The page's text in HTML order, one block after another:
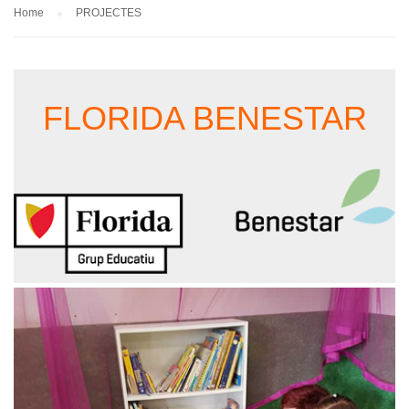
Home PROJECTES
FLORIDA BENESTAR